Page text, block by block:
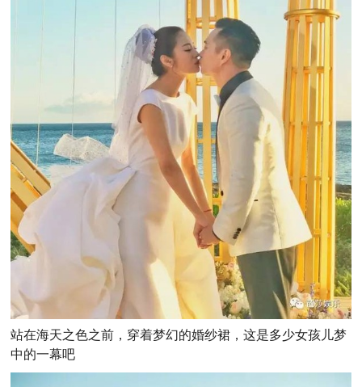
站在海天之色之前，穿着梦幻的婚纱裙，这是多少女孩儿梦
中的一幕吧